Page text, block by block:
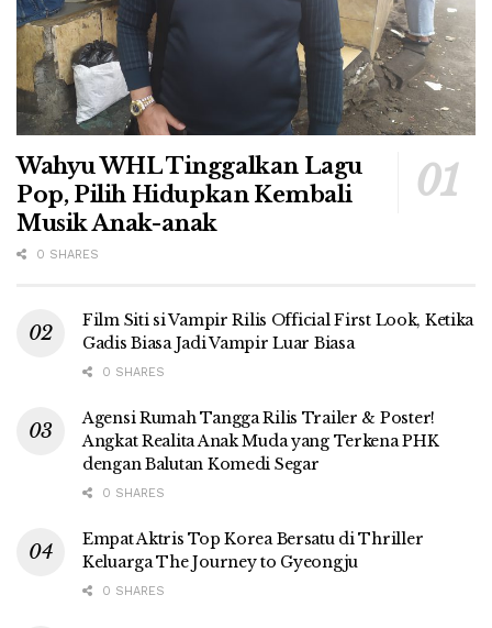
Wahyu WHL Tinggalkan Lagu
Pop, Pilih Hidupkan Kembali
Musik Anak-anak
0 SHARES
Film Siti si Vampir Rilis Official First Look, Ketika
Gadis Biasa Jadi Vampir Luar Biasa
0 SHARES
Agensi Rumah Tangga Rilis Trailer & Poster!
Angkat Realita Anak Muda yang Terkena PHK
dengan Balutan Komedi Segar
0 SHARES
Empat Aktris Top Korea Bersatu di Thriller
Keluarga The Journey to Gyeongju
0 SHARES